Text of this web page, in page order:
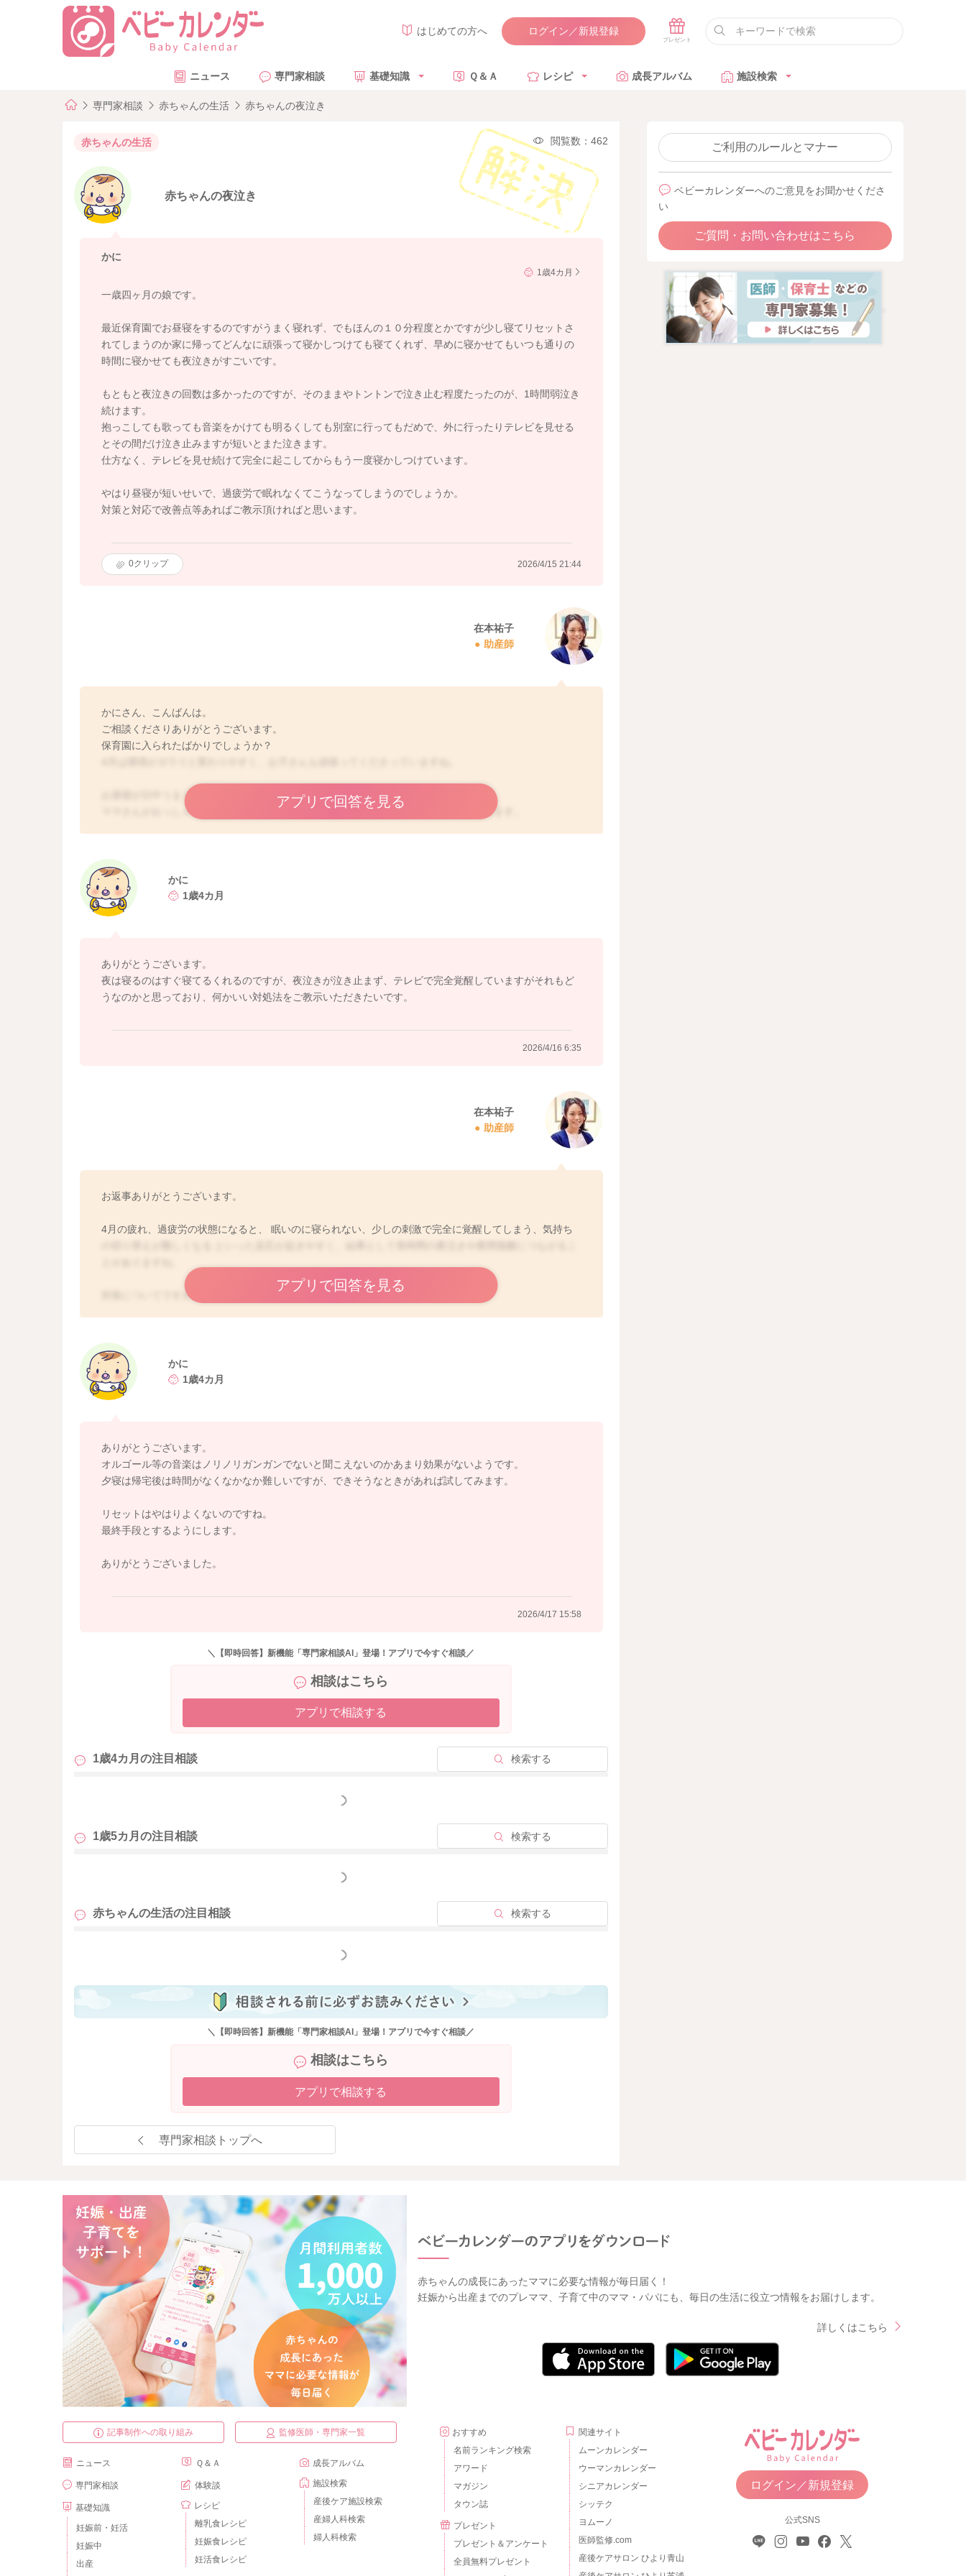
はじめての方へ ログイン／新規登録
ニュース 専門家相談 基礎知識 Ｑ＆Ａ レシピ 成長アルバム 施設検索
専門家相談 赤ちゃんの生活 赤ちゃんの夜泣き
赤ちゃんの生活 閲覧数：462
赤ちゃんの夜泣き
かに
1歳4カ月
一歳四ヶ月の娘です。
最近保育園でお昼寝をするのですがうまく寝れず、でもほんの１０分程度とかですが少し寝てリセットさ
れてしまうのか家に帰ってどんなに頑張って寝かしつけても寝てくれず、早めに寝かせてもいつも通りの
時間に寝かせても夜泣きがすごいです。
もともと夜泣きの回数は多かったのですが、そのままやトントンで泣き止む程度たったのが、1時間弱泣き
続けます。
抱っこしても歌っても音楽をかけても明るくしても別室に行ってもだめで、外に行ったりテレビを見せる
とその間だけ泣き止みますが短いとまた泣きます。
仕方なく、テレビを見せ続けて完全に起こしてからもう一度寝かしつけています。
やはり昼寝が短いせいで、過疲労で眠れなくてこうなってしまうのでしょうか。
対策と対応で改善点等あればご教示頂ければと思います。
0クリップ 2026/4/15 21:44
在本祐子
助産師
かにさん、こんばんは。
ご相談くださりありがとうございます。
保育園に入られたばかりでしょうか？
お昼寝が日中うまく取れず、夜間の寝かしつけに影響することは珍しくありません。
ママさんがおっしゃるように、タイミングを逸してしまうと、再入眠を促しにくくなります。
アプリで回答を見る
かに
1歳4カ月
ありがとうございます。
夜は寝るのはすぐ寝てるくれるのですが、夜泣きが泣き止まず、テレビで完全覚醒していますがそれもど
うなのかと思っており、何かいい対処法をご教示いただきたいです。
2026/4/16 6:35
在本祐子
助産師
お返事ありがとうございます。
4月の疲れ、過疲労の状態になると、 眠いのに寝られない、少しの刺激で完全に覚醒してしまう、気持ち
対策についてですが、いくつか現実的にできることをお伝えしていきますね。
と少し違いがあるかもです！
また、ご質問にありますが、夜中の対応は刺激を増やしすぎないのが、やはり理想的です。テレビや明る
い環境は一時的に泣き止んでも、覚醒を強めてしまいます。 暗めの環境、関わりは最小限が標準の対策で
す。
ただし、どうしても難しい場合は、今されているように一度リセットする対応もやむを得ない場面はあり
ます。ですから、絶対にダメと考えすぎなくて大丈夫ですよ！
アプリで回答を見る
かに
1歳4カ月
ありがとうございます。
オルゴール等の音楽はノリノリガンガンでないと聞こえないのかあまり効果がないようです。
夕寝は帰宅後は時間がなくなかなか難しいですが、できそうなときがあれば試してみます。
リセットはやはりよくないのですね。
最終手段とするようにします。
ありがとうございました。
2026/4/17 15:58
＼【即時回答】新機能「専門家相談AI」登場！アプリで今すぐ相談／
相談はこちら
アプリで相談する
1歳4カ月の注目相談 検索する
もっと見る
1歳5カ月の注目相談 検索する
もっと見る
赤ちゃんの生活の注目相談 検索する
もっと見る
＼【即時回答】新機能「専門家相談AI」登場！アプリで今すぐ相談／
相談はこちら
アプリで相談する
専門家相談トップへ
ご利用のルールとマナー
ベビーカレンダーへのご意見をお聞かせくださ
い
ご質問・お問い合わせはこちら
赤ちゃんの成長にあったママに必要な情報が毎日届く！
妊娠から出産までのプレママ、子育て中のママ・パパにも、毎日の生活に役立つ情報をお届けします。
詳しくはこちら
記事制作への取り組み 監修医師・専門家一覧
ニュース
専門家相談
基礎知識
妊娠前・妊活
妊娠中
出産
Ｑ＆Ａ
体験談
レシピ
離乳食レシピ
妊娠食レシピ
妊活食レシピ
成長アルバム
施設検索
産後ケア施設検索
産婦人科検索
婦人科検索
おすすめ
名前ランキング検索
アワード
マガジン
タウン誌
プレゼント
プレゼント＆アンケート
全員無料プレゼント
関連サイト
ムーンカレンダー
ウーマンカレンダー
シニアカレンダー
シッテク
ヨムーノ
医師監修.com
産後ケアサロン ひより青山
ログイン／新規登録
公式SNS